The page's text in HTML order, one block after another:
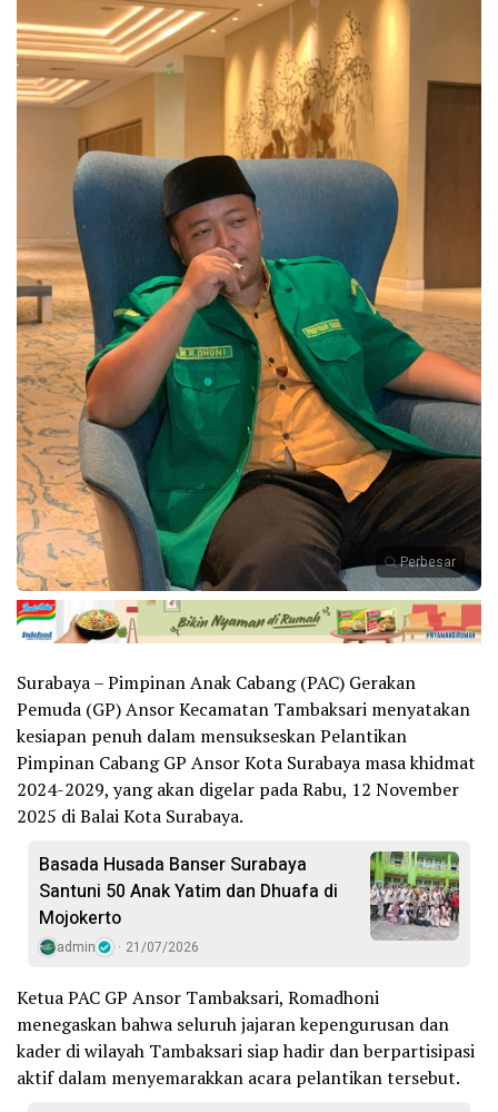
Perbesar
Surabaya – Pimpinan Anak Cabang (PAC) Gerakan
Pemuda (GP) Ansor Kecamatan Tambaksari menyatakan
kesiapan penuh dalam mensukseskan Pelantikan
Pimpinan Cabang GP Ansor Kota Surabaya masa khidmat
2024-2029, yang akan digelar pada Rabu, 12 November
2025 di Balai Kota Surabaya.
Basada Husada Banser Surabaya
Santuni 50 Anak Yatim dan Dhuafa di
Mojokerto
admin 21/07/2026
Ketua PAC GP Ansor Tambaksari, Romadhoni
menegaskan bahwa seluruh jajaran kepengurusan dan
kader di wilayah Tambaksari siap hadir dan berpartisipasi
aktif dalam menyemarakkan acara pelantikan tersebut.